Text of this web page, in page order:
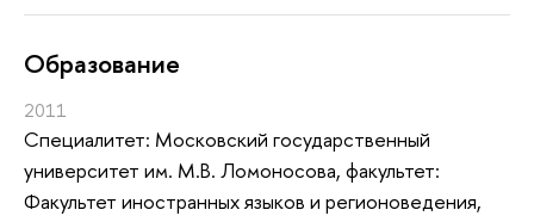
Oбразование
2011
Специалитет: Московский государственный
университет им. М.В. Ломоносова, факультет:
Факультет иностранных языков и регионоведения,